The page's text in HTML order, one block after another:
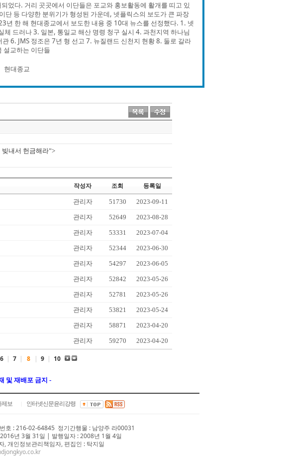
었다. 거리 곳곳에서 이단들은 포교와 홍보활동에 활개를 띠고 있
단 등 다양한 분위기가 형성된 가운데, 넷플릭스의 보도가 큰 파장
년 한 해 현대종교에서 보도한 내용 중 10대 뉴스를 선정했다. 1. 넷
드러나 3. 일본, 통일교 해산 명령 청구 실시 4. 과천지역 하나님
6. JMS 정조은 7년 형 선고 7. 뉴질랜드 신천지 현황 8. 둘로 갈라
설교하는 이단들
현대종교
내서 헌금해라”>
작성자 조회 등록일
관리자 51730 2023-09-11
관리자 52649 2023-08-28
관리자 53331 2023-07-04
관리자 52344 2023-06-30
관리자 54297 2023-06-05
관리자 52842 2023-05-26
관리자 52781 2023-05-26
관리자 53821 2023-05-24
관리자 58871 2023-04-20
관리자 59270 2023-04-20
6 | 7 | 8 | 9 | 10
및 재배포 금지 -
제보 인터넷신문윤리강령
호 : 216-02-64845 정기간행물 : 남양주 라00031
년 3월 31일 | 발행일자 : 2008년 1월 4일
개인정보관리책임자, 편집인 : 탁지일